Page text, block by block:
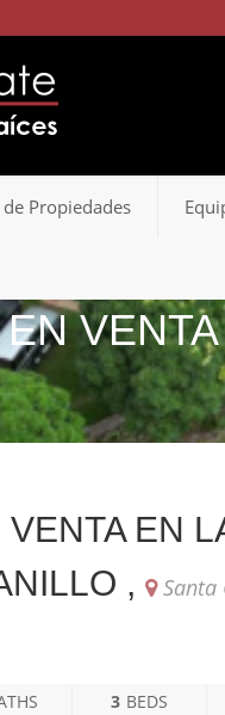
Propiedades
EN
,
Santa
3 BEDS